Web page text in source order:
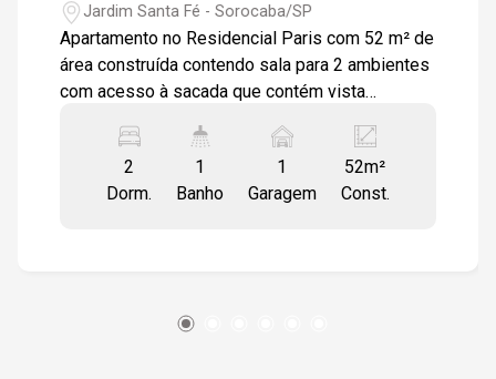
09:30
10:00
11:00
Jardim Santa Fé - Sorocaba/SP
Apartamento no Residencial Paris com 52 m² de
área construída contendo sala para 2 ambientes
com acesso à sacada que contém vista
granito natural e armários planejados, área de
serviços com tanque em louça e armário de
parede, banheiro social com pia em granito,
Fácil acesso a Rodovia Raposo Tavares e
2
Dorm.
1
Banho
1
Garagem
52m²
Const.